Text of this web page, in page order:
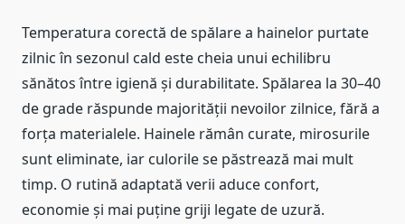
Temperatura corectă de spălare a hainelor purtate
zilnic în sezonul cald este cheia unui echilibru
sănătos între igienă și durabilitate. Spălarea la 30–40
de grade răspunde majorității nevoilor zilnice, fără a
forța materialele. Hainele rămân curate, mirosurile
sunt eliminate, iar culorile se păstrează mai mult
timp. O rutină adaptată verii aduce confort,
economie și mai puține griji legate de uzură.